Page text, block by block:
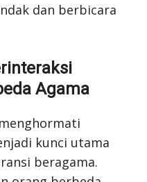
dan berbicara
Agama
kunci utama
beragama.